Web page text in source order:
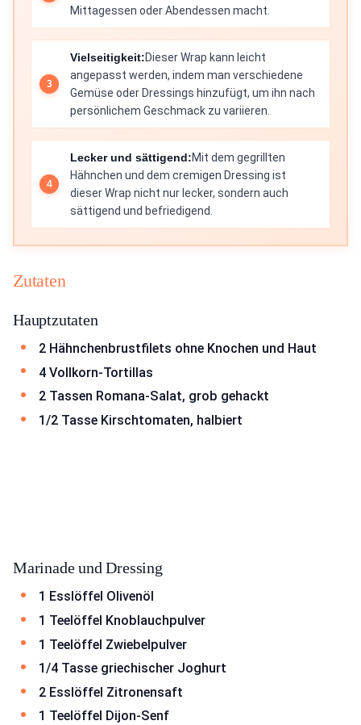
Mittagessen oder Abendessen macht.
Vielseitigkeit:Dieser Wrap kann leicht
angepasst werden, indem man verschiedene
Gemüse oder Dressings hinzufügt, um ihn nach
persönlichem Geschmack zu variieren.
Lecker und sättigend:Mit dem gegrillten
Hähnchen und dem cremigen Dressing ist
dieser Wrap nicht nur lecker, sondern auch
sättigend und befriedigend.
Zutaten
Hauptzutaten
2 Hähnchenbrustfilets ohne Knochen und Haut
4 Vollkorn-Tortillas
2 Tassen Romana-Salat, grob gehackt
1/2 Tasse Kirschtomaten, halbiert
Marinade und Dressing
1 Esslöffel Olivenöl
1 Teelöffel Knoblauchpulver
1 Teelöffel Zwiebelpulver
1/4 Tasse griechischer Joghurt
2 Esslöffel Zitronensaft
1 Teelöffel Dijon-Senf